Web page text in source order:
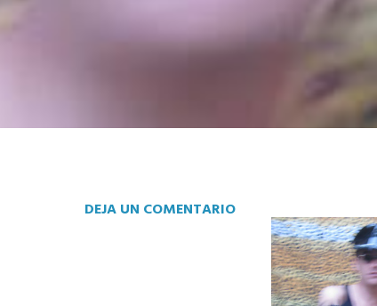
DEJA UN COMENTARIO